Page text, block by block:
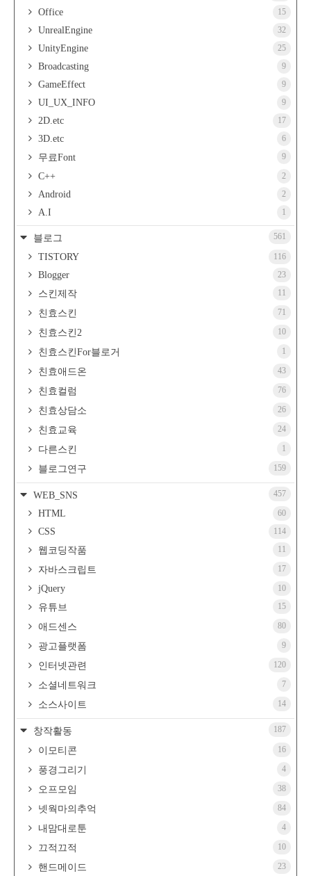
Office 15
UnrealEngine 32
UnityEngine 25
Broadcasting 9
GameEffect 9
UI_UX_INFO 9
2D.etc 17
3D.etc 6
무료Font 9
C++ 2
Android 2
A.I 1
블로그 561
TISTORY 116
Blogger 23
스킨제작 11
친효스킨 71
친효스킨2 10
친효스킨For블로거 1
친효애드온 43
친효컬럼 76
친효상담소 26
친효교육 24
다른스킨 1
블로그연구 159
WEB_SNS 457
HTML 60
CSS 114
웹코딩작품 11
자바스크립트 17
jQuery 10
유튜브 15
애드센스 80
광고플랫폼 9
인터넷관련 120
소셜네트워크 7
소스사이트 14
창작활동 187
이모티콘 16
풍경그리기 4
오프모임 38
넷웍마의추억 84
내맘대로툰 4
끄적끄적 10
핸드메이드 23